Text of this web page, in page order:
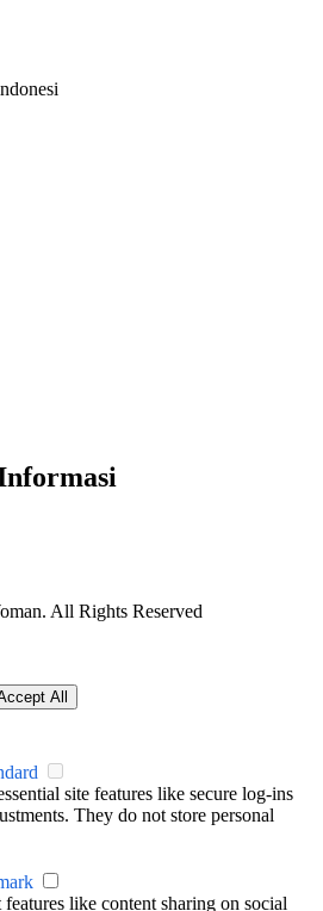
All Rights Reserved
All
site features like secure log-ins
They do not store personal
like content sharing on social